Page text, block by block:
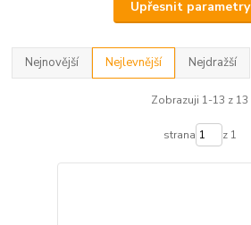
Upřesnit parametry
Nejnovější Nejlevnější Nejdražší
Zobrazuji 1-13 z 13
strana z 1